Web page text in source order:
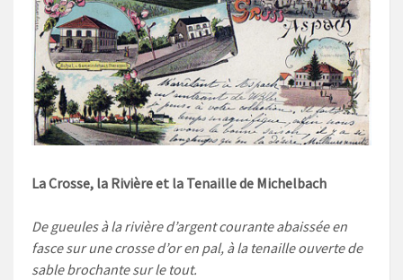
La Crosse, la Rivière et la Tenaille de Michelbach
De gueules à la rivière d’argent courante abaissée en
fasce sur une crosse d’or en pal, à la tenaille ouverte de
sable brochante sur le tout.